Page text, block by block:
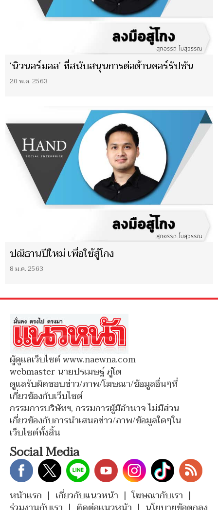
‘นิวนอร์มอล’ ที่สนับสนุนการต่อต้านคอร์รัปชัน
20 พ.ค. 2563
ปณิธานปีใหม่ เพื่อใช้สู้โกง
8 ม.ค. 2563
ผู้ดูแลเว็บไซต์ www.naewna.com
webmaster นายปรเมษฐ์ ภู่โต
ดูแลรับผิดชอบข่าว/ภาพ/โฆษณา/ข้อมูลอื่นๆที่
เกี่ยวข้องกับเว็บไซต์
กรรมการบริษัทฯ, กรรมการผู้มีอำนาจ ไม่มีส่วน
เกี่ยวข้องกับการนำเสนอข่าว/ภาพ/ข้อมูลใดๆใน
เว็บไซต์ทั้งสิ้น
Social Media
หน้าแรก | เกี่ยวกับแนวหน้า | โฆษณากับเรา |